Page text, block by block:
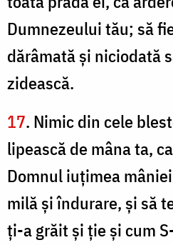
Dumnezeului tău; să
dărâmată şi niciodată
zidească.
17. Nimic din cele
lipească de mâna ta,
Domnul iuţimea
milă şi îndurare, şi să
ţi-a grăit şi ţie şi cum